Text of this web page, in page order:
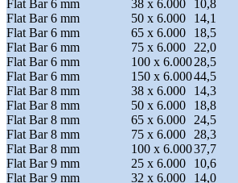
Flat Bar 6 mm
38 x 6.000
10,8
Flat Bar 6 mm
50 x 6.000
14,1
Flat Bar 6 mm
65 x 6.000
18,5
Flat Bar 6 mm
75 x 6.000
22,0
Flat Bar 6 mm
100 x 6.00028,5
Flat Bar 6 mm
150 x 6.00044,5
Flat Bar 8 mm
38 x 6.000
14,3
Flat Bar 8 mm
50 x 6.000
18,8
Flat Bar 8 mm
65 x 6.000
24,5
Flat Bar 8 mm
75 x 6.000
28,3
Flat Bar 8 mm
100 x 6.00037,7
Flat Bar 9 mm
25 x 6.000
10,6
Flat Bar 9 mm
32 x 6.000
14,0